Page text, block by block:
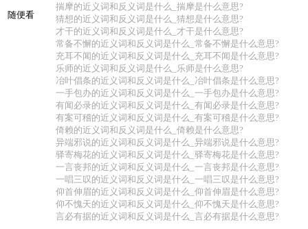
随便看
揣摩的近义词和反义词是什么_揣摩是什么意思?
猜想的近义词和反义词是什么_猜想是什么意思?
才干的近义词和反义词是什么_才干是什么意思?
常备不懈的近义词和反义词是什么_常备不懈是什么意思?
充耳不闻的近义词和反义词是什么_充耳不闻是什么意思?
乐师的近义词和反义词是什么_乐师是什么意思?
冶叶倡条的近义词和反义词是什么_冶叶倡条是什么意思?
一手包办的近义词和反义词是什么_一手包办是什么意思?
有闻必录的近义词和反义词是什么_有闻必录是什么意思?
有案可稽的近义词和反义词是什么_有案可稽是什么意思?
倚赖的近义词和反义词是什么_倚赖是什么意思?
异端邪说的近义词和反义词是什么_异端邪说是什么意思?
驿寄梅花的近义词和反义词是什么_驿寄梅花是什么意思?
一言丧邦的近义词和反义词是什么_一言丧邦是什么意思?
一唱三叹的近义词和反义词是什么_一唱三叹是什么意思?
仰首伸眉的近义词和反义词是什么_仰首伸眉是什么意思?
仰不愧天的近义词和反义词是什么_仰不愧天是什么意思?
言必有据的近义词和反义词是什么_言必有据是什么意思?